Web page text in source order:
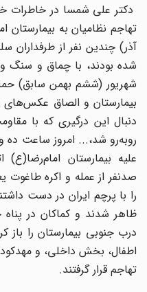
دکتر على شمسا در خاطرات
آذر) چندین نفر از طرفداران
شهریور (ششم بهمن سابق) حمله
بیمارستان و الصاق عکس‌‌هاى
دنبال این درگیرى که با
روبه‌‌رو شد،... امروز ساعت ده و
علیه بیمارستان امام‌رضا(ع)
صدنفر از عمله و اکره
را با پرچم ایران در دست
ظاهر شدند و کماکان در پناه
درب جنوبى بیمارستان را باز
اطفال، بخش داخلى، و
تهاجم قرار گرفتند.